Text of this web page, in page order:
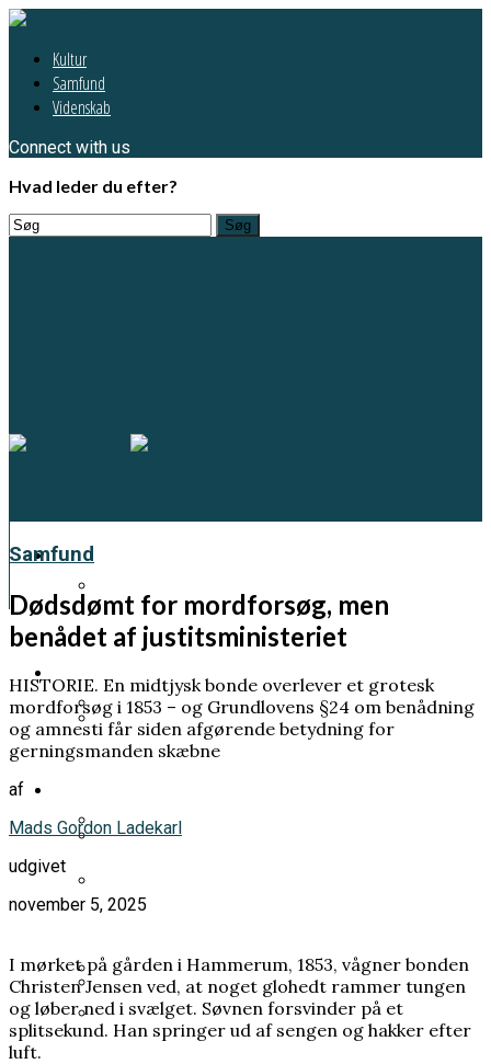
Kultur
Samfund
Videnskab
Connect with us
Hvad leder du efter?
Kultur
Et genfærd fra 1918 skal fortælle os en
tilgivet
Mette-Marit sat på transplantationsliste
Pia Kjærsgaard forlod sit parti og tog
ændrede danskernes rettigheder
Varde Kommune betalte millionbeløb til
lobbyister
endte med at bygge elementer til
Mange kender Schrödingers kat, men
Samfund
Dødsdømt for mordforsøg, men
benådet af justitsministeriet
HISTORIE. En midtjysk bonde overlever et grotesk
mordforsøg i 1853 – og Grundlovens §24 om benådning
og amnesti får siden afgørende betydning for
gerningsmanden skæbne
af
Mads Gordon Ladekarl
udgivet
november 5, 2025
I mørket på gården i Hammerum, 1853, vågner bonden
Christen Jensen ved, at noget glohedt rammer tungen
og løber ned i svælget. Søvnen forsvinder på et
splitsekund. Han springer ud af sengen og hakker efter
luft.